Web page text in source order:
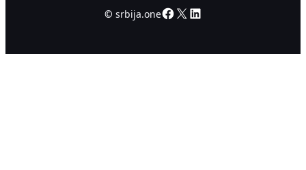
© srbija.oneFacebook
X LinkedIn